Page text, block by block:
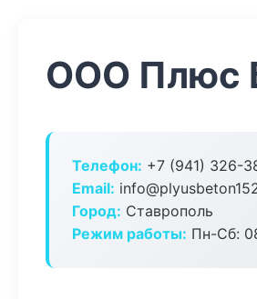
ООО Плюс
Телефон: +7 (941) 326-
Email:
Город: Ставрополь
Режим работы: Пн-Сб: